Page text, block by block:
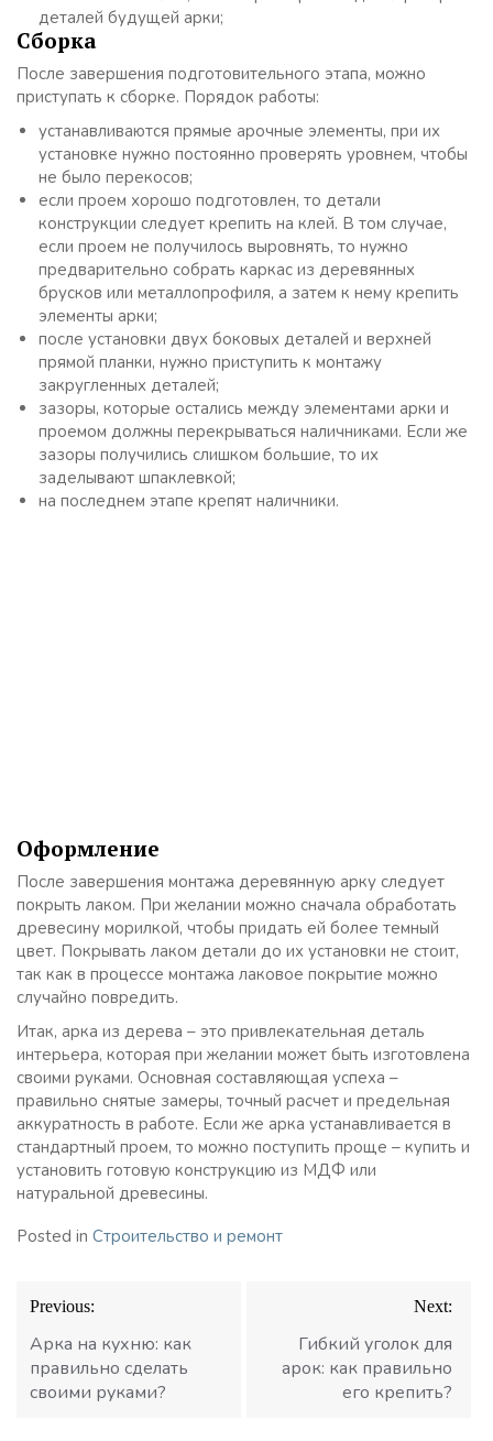
деталей будущей арки;
Сборка
После завершения подготовительного этапа, можно
приступать к сборке. Порядок работы:
устанавливаются прямые арочные элементы, при их
установке нужно постоянно проверять уровнем, чтобы
не было перекосов;
если проем хорошо подготовлен, то детали
конструкции следует крепить на клей. В том случае,
если проем не получилось выровнять, то нужно
предварительно собрать каркас из деревянных
брусков или металлопрофиля, а затем к нему крепить
элементы арки;
после установки двух боковых деталей и верхней
прямой планки, нужно приступить к монтажу
закругленных деталей;
зазоры, которые остались между элементами арки и
проемом должны перекрываться наличниками. Если же
зазоры получились слишком большие, то их
заделывают шпаклевкой;
на последнем этапе крепят наличники.
Оформление
После завершения монтажа деревянную арку следует
покрыть лаком. При желании можно сначала обработать
древесину морилкой, чтобы придать ей более темный
цвет. Покрывать лаком детали до их установки не стоит,
так как в процессе монтажа лаковое покрытие можно
случайно повредить.
Итак, арка из дерева – это привлекательная деталь
интерьера, которая при желании может быть изготовлена
своими руками. Основная составляющая успеха –
правильно снятые замеры, точный расчет и предельная
аккуратность в работе. Если же арка устанавливается в
стандартный проем, то можно поступить проще – купить и
установить готовую конструкцию из МДФ или
натуральной древесины.
Posted in Строительство и ремонт
Навигация
по
записям
Previous:
Арка на кухню: как
правильно сделать
своими руками?
Next:
Гибкий уголок для
арок: как правильно
его крепить?